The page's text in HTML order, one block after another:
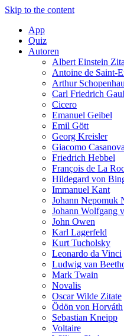
Skip to the content
App
Quiz
Autoren
Albert Einstein
Antoine de Saint-
Arthur
Carl Friedrich
Cicero
Emanuel Geibel
Emil Gött
Georg Kreisler
Giacomo Casanova
Friedrich Hebbel
François de La
Hildegard von
Immanuel Kant
Johann Nepomuk
Johann Wolfgang
John Owen
Karl Lagerfeld
Kurt Tucholsky
Leonardo da Vinci
Ludwig van
Mark Twain
Novalis
Oscar Wilde Zitate
Ödön von Horváth
Sebastian Kneipp
Voltaire